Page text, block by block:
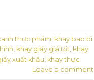
thực phẩm, khay bao bì
, khay giấy giá tốt, khay
xuất khẩu, khay thực
Leave a comment